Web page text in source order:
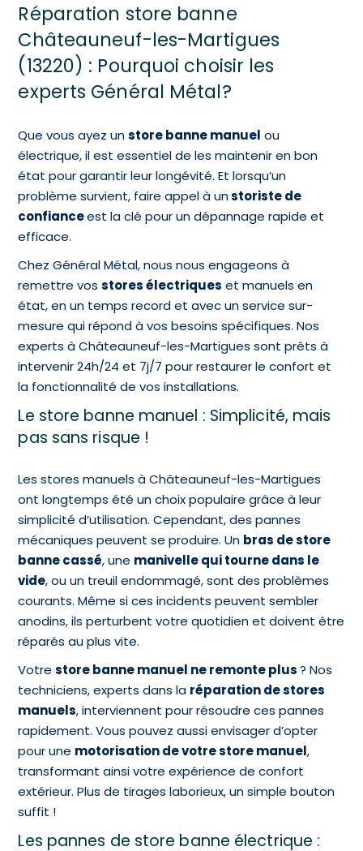
Réparation store banne
Châteauneuf-les-Martigues
(13220) : Pourquoi choisir les
experts Général Métal?
Que vous ayez unstore banne manuel ou
électrique, il est essentiel de les maintenir en bon
état pour garantir leur longévité. Et lorsqu’un
problème survient, faire appel à unstoriste de
confianceest la clé pour un dépannage rapide et
efficace.
Chez Général Métal, nous nous engageons à
remettre vosstores électriques et manuels en
état, en un temps record et avec un service sur-
mesure qui répond à vos besoins spécifiques. Nos
experts à Châteauneuf-les-Martigues sont prêts à
intervenir 24h/24 et 7j/7 pour restaurer le confort et
la fonctionnalité de vos installations.
Le store banne manuel : Simplicité, mais
pas sans risque !
Les stores manuels à Châteauneuf-les-Martigues
ont longtemps été un choix populaire grâce à leur
simplicité d’utilisation. Cependant, des pannes
mécaniques peuvent se produire. Un bras de store
banne cassé, une manivelle qui tourne dans le
vide, ou un treuil endommagé, sont des problèmes
courants. Même si ces incidents peuvent sembler
anodins, ils perturbent votre quotidien et doivent être
réparés au plus vite.
Votrestore banne manuel ne remonte plus? Nos
techniciens, experts dans la réparation de stores
manuels, interviennent pour résoudre ces pannes
rapidement. Vous pouvez aussi envisager d’opter
pour une motorisation de votre store manuel,
transformant ainsi votre expérience de confort
extérieur. Plus de tirages laborieux, un simple bouton
suffit !
Les pannes de store banne électrique :